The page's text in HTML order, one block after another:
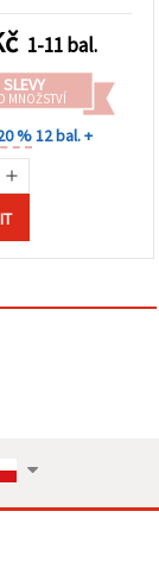
1-11 bal.
SLEVY
MNOŽSTVÍ
%12 bal. +